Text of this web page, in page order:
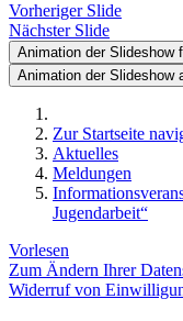
Vorheriger Slide
Nächster Slide
Animation der Slideshow
Animation der Slideshow
Zur Startseite
Aktuelles
Meldungen
Jugendarbeit“
Vorlesen
Zum Ändern Ihrer
Widerruf von